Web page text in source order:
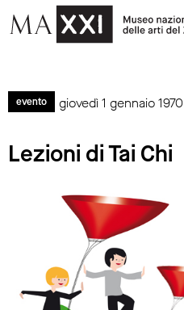
evento giovedì 1 gennaio 1970
Lezioni di Tai Chi